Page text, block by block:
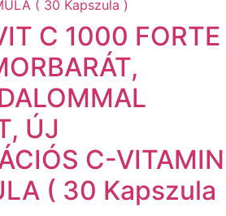
C 1000 FORTE
ÚJ
C-VITAMIN
( 30 Kapszula